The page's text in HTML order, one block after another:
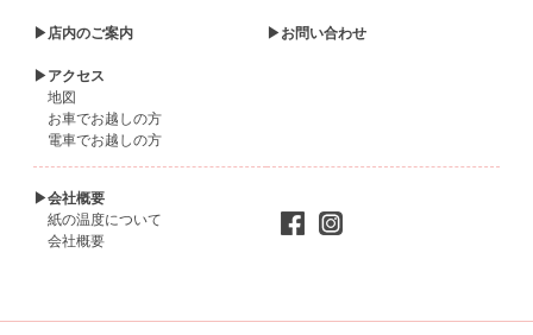
▶店内のご案内
▶アクセス
地図
お車でお越しの方
電車でお越しの方
▶お問い合わせ
▶会社概要
紙の温度について
会社概要